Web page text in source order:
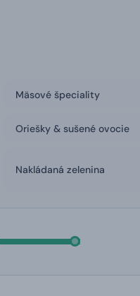
Mäsové špeciality
Oriešky & sušené ovocie
Nakládaná zelenina